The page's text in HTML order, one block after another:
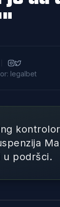
legalbet
u podršci.